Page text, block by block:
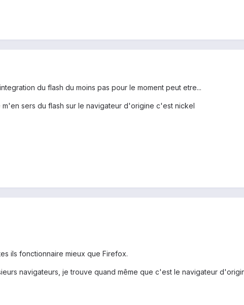
du flash du moins pas pour le moment peut etre...
sers du flash sur le navigateur d'origine c'est nickel
ils fonctionnaire mieux que Firefox.
navigateurs, je trouve quand même que c'est le navigateur